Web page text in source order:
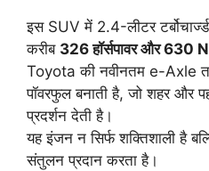
इस SUV में 2.4-लीटर
करीब 326 हॉर्सपावर और 630
Toyota की नवीनतम e-Axle
पॉवरफुल बनाती है, जो शहर और
प्रदर्शन देती है।
यह इंजन न सिर्फ शक्तिशाली है
संतुलन प्रदान करता है।